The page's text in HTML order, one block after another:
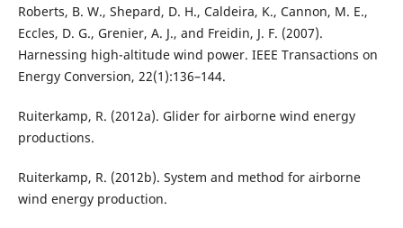
Roberts, B. W., Shepard, D. H., Caldeira, K., Cannon, M. E.,
Eccles, D. G., Grenier, A. J., and Freidin, J. F. (2007).
Harnessing high-altitude wind power. IEEE Transactions on
Energy Conversion, 22(1):136–144.
Ruiterkamp, R. (2012a). Glider for airborne wind energy
productions.
Ruiterkamp, R. (2012b). System and method for airborne
wind energy production.